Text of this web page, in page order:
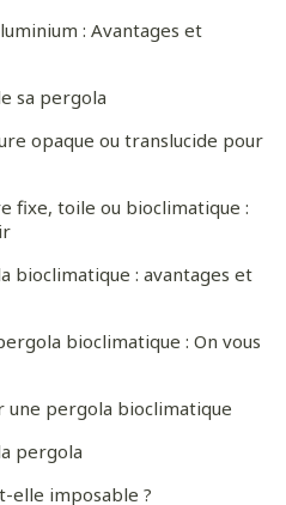
: Avantages et
sa pergola
opaque ou translucide pour
fixe, toile ou bioclimatique :
bioclimatique : avantages et
bioclimatique : On vous
une pergola bioclimatique
pergola
elle imposable ?